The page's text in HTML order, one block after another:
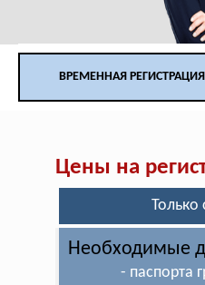
ВРЕМЕННАЯ РЕГИСТРАЦИЯ
Цены на
Только
Необходимые
- паспорта